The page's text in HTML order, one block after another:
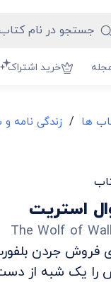
خرید اشتراک
ها / زندگی نامه
استریت
The Wolf of
فروش جردن
را یک شبه از